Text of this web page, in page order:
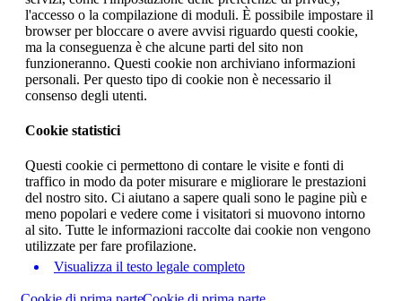
l'accesso o la compilazione di moduli. È possibile impostare il
browser per bloccare o avere avvisi riguardo questi cookie,
ma la conseguenza è che alcune parti del sito non
funzioneranno. Questi cookie non archiviano informazioni
personali. Per questo tipo di cookie non è necessario il
consenso degli utenti.
Cookie statistici
Questi cookie ci permettono di contare le visite e fonti di
traffico in modo da poter misurare e migliorare le prestazioni
del nostro sito. Ci aiutano a sapere quali sono le pagine più e
meno popolari e vedere come i visitatori si muovono intorno
al sito. Tutte le informazioni raccolte dai cookie non vengono
utilizzate per fare profilazione.
Visualizza il testo legale completo